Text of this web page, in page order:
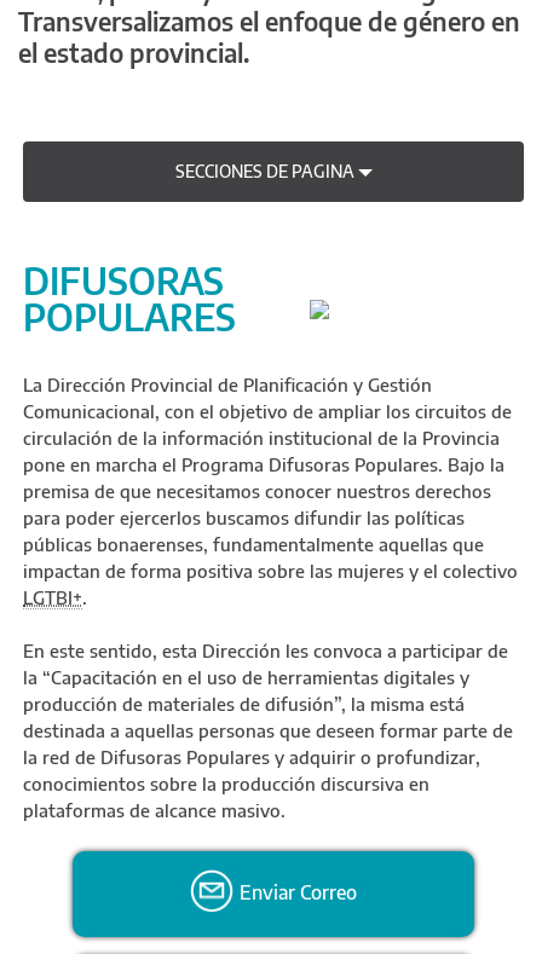
Transversalizamos el enfoque de género en
el estado provincial.
SECCIONES DE PAGINA
DIFUSORAS
POPULARES
La Dirección Provincial de Planificación y Gestión
Comunicacional, con el objetivo de ampliar los circuitos de
circulación de la información institucional de la Provincia
pone en marcha el Programa Difusoras Populares. Bajo la
premisa de que necesitamos conocer nuestros derechos
para poder ejercerlos buscamos difundir las políticas
públicas bonaerenses, fundamentalmente aquellas que
impactan de forma positiva sobre las mujeres y el colectivo
LGTBI+.
En este sentido, esta Dirección les convoca a participar de
la “Capacitación en el uso de herramientas digitales y
producción de materiales de difusión”, la misma está
destinada a aquellas personas que deseen formar parte de
la red de Difusoras Populares y adquirir o profundizar,
conocimientos sobre la producción discursiva en
plataformas de alcance masivo.
Enviar Correo